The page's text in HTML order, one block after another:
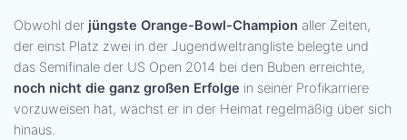
Obwohl der jüngste Orange-Bowl-Champion aller Zeiten,
der einst Platz zwei in der Jugendweltrangliste belegte und
das Semifinale der US Open 2014 bei den Buben erreichte,
noch nicht die ganz großen Erfolge in seiner Profikarriere
vorzuweisen hat, wächst er in der Heimat regelmäßig über sich
hinaus.